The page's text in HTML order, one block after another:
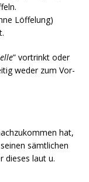
Löffelung)
” vortrinkt oder
weder zum Vor-
hat,
sämtlichen
dieses laut u.